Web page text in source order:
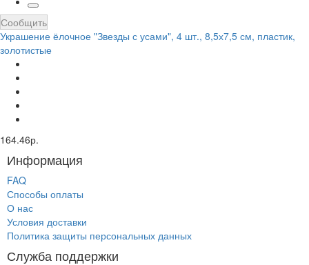
Сообщить
Украшение ёлочное "Звезды с усами", 4 шт., 8,5х7,5 см, пластик,
золотистые
164.46р.
Информация
FAQ
Способы оплаты
О нас
Условия доставки
Политика защиты персональных данных
Служба поддержки